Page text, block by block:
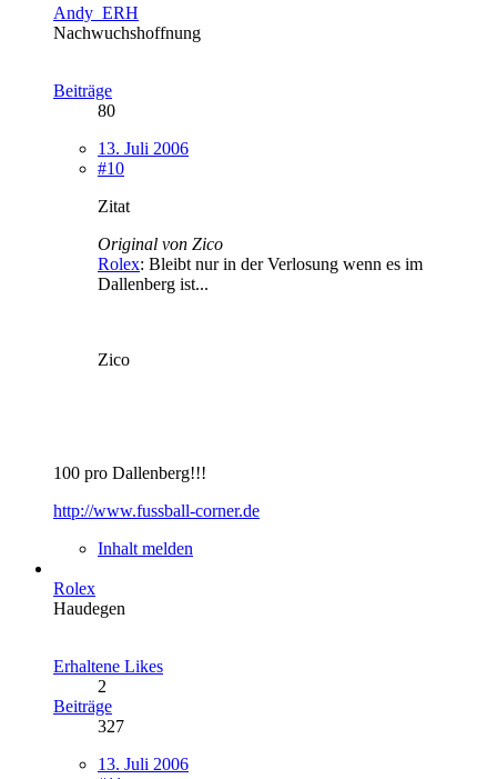
Andy_ERH
Nachwuchshoffnung
Beiträge
80
13. Juli 2006
#10
Zitat
Original von Zico
Rolex: Bleibt nur in der Verlosung wenn es im
Dallenberg ist...
Zico
100 pro Dallenberg!!!
http://www.fussball-corner.de
Inhalt melden
Rolex
Haudegen
Erhaltene Likes
2
Beiträge
327
13. Juli 2006